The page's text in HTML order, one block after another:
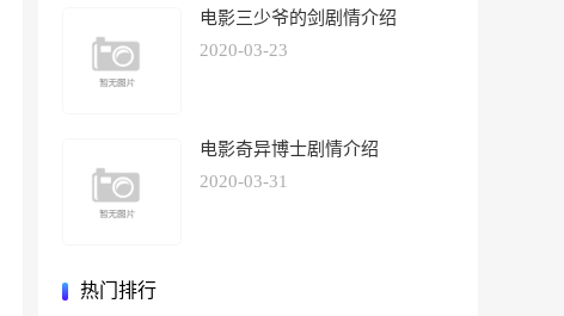
电影三少爷的剑剧情介绍
2020-03-23
电影奇异博士剧情介绍
2020-03-31
热门排行